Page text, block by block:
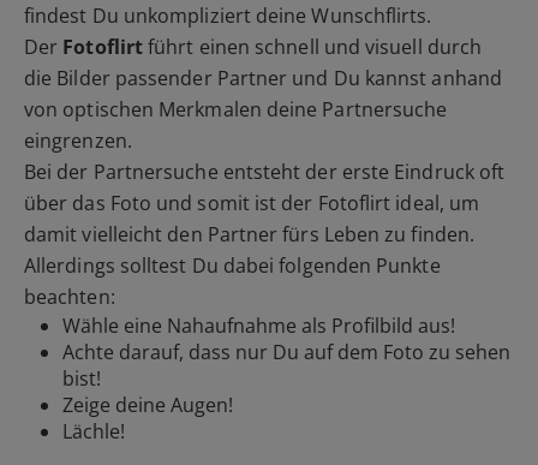
findest Du unkompliziert deine Wunschflirts.
Der Fotoflirtführt einen schnell und visuell durch
die Bilder passender Partner und Du kannst anhand
von optischen Merkmalen deine Partnersuche
eingrenzen.
Bei der Partnersuche entsteht der erste Eindruck oft
über das Foto und somit ist der Fotoflirt ideal, um
damit vielleicht den Partner fürs Leben zu finden.
Allerdings solltest Du dabei folgenden Punkte
beachten:
Wähle eine Nahaufnahme als Profilbild aus!
Achte darauf, dass nur Du auf dem Foto zu sehen
bist!
Zeige deine Augen!
Lächle!